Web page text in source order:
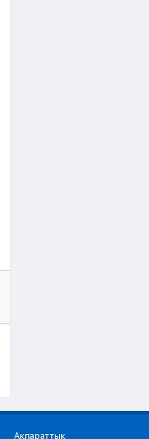
Ақпараттық